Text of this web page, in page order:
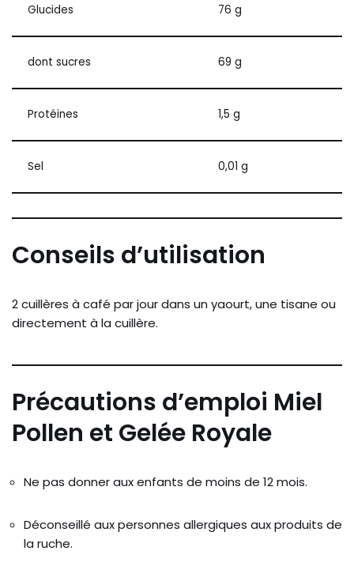
Glucides 76 g
dont sucres 69 g
Protéines 1,5 g
Sel 0,01 g
Conseils d’utilisation
2 cuillères à café par jour dans un yaourt, une tisane ou
directement à la cuillère.
Précautions d’emploi Miel
Pollen et Gelée Royale
Ne pas donner aux enfants de moins de 12 mois.
Déconseillé aux personnes allergiques aux produits de
la ruche.